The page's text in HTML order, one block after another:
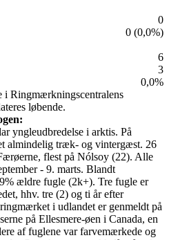
0
0 (0,0%)
6
3
0,0%
i Ringmærkningscentralens
løbende.
yngleudbredelse i arktis. På
almindelig træk- og vintergæst. 26
flest på Nólsoy (22). Alle
- 9. marts. Blandt
ældre fugle (2k+). Tre fugle er
hhv. tre (2) og ti år efter
i udlandet er genmeldt på
på Ellesmere-øen i Canada, en
af fuglene var farvemærkede og